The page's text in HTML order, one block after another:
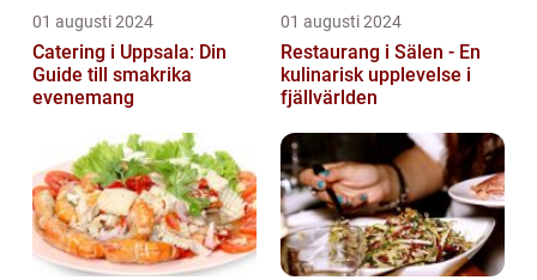
01 augusti 2024
Catering i Uppsala: Din
Guide till smakrika
evenemang
01 augusti 2024
Restaurang i Sälen - En
kulinarisk upplevelse i
fjällvärlden